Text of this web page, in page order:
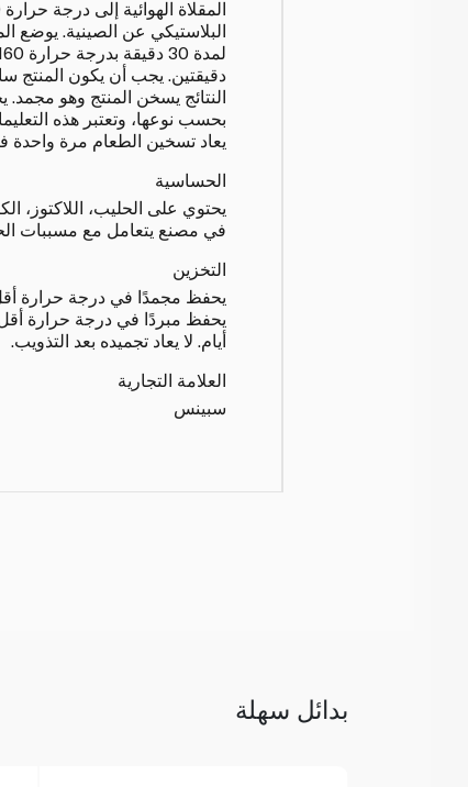
البلاستيكي عن الصينية. يوضع
دقيقتين. يجب أن يكون المنتج
النتائج يسخن المنتج وهو مجمد.
بحسب نوعها، وتعتبر هذه
يعاد تسخين الطعام مرة واحدة
الحساسية
يحتوي على الحليب، اللاكتوز،
في مصنع يتعامل مع مسببات
التخزين
أيام. لا يعاد تجميده بعد التذويب.
العلامة التجارية
سبينس
بدائل سهلة